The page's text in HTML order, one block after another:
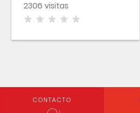
2306 visitas
CONTACTO